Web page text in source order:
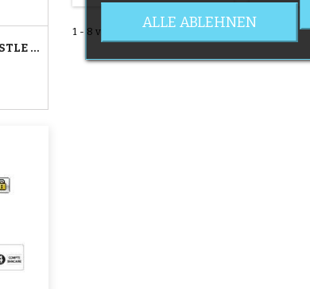
WHIZ RED CASTLE HINTERES INNENROHR
1 - 8 von 8 Artikel(n)
ALLE ABLEHNEN